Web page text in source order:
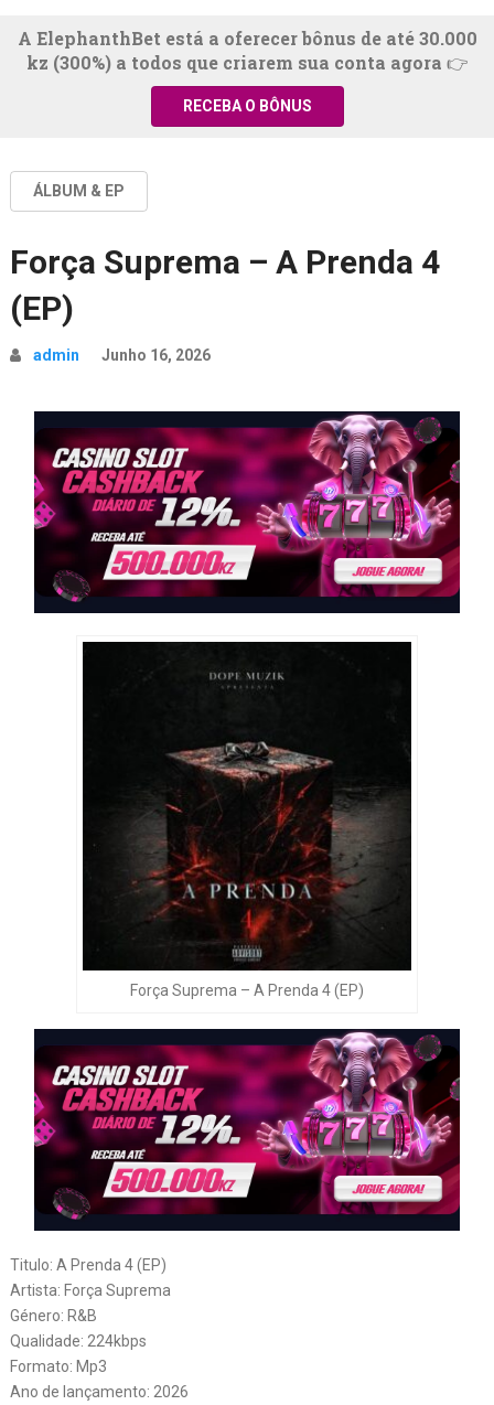
A ElephanthBet está a oferecer bônus de até 30.000
kz (300%) a todos que criarem sua conta agora 👉
RECEBA O BÔNUS
ÁLBUM & EP
Força Suprema – A Prenda 4
(EP)
admin Junho 16, 2026
Força Suprema – A Prenda 4 (EP)
Titulo: A Prenda 4 (EP)
Artista: Força Suprema
Género: R&B
Qualidade: 224kbps
Formato: Mp3
Ano de lançamento: 2026